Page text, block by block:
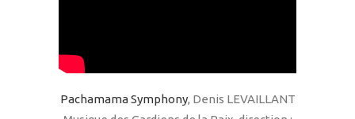
Pachamama Symphony, Denis LEVAILLANT